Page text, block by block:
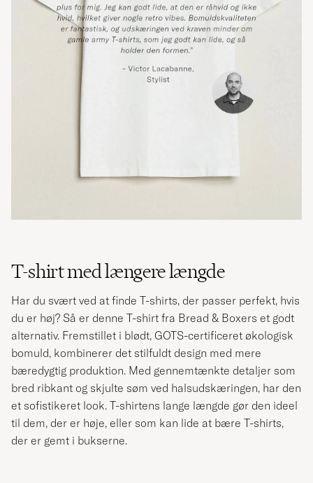
T-shirt med længere længde
Har du svært ved at finde T-shirts, der passer perfekt, hvis
du er høj? Så er denne T-shirt fra Bread & Boxers et godt
alternativ. Fremstillet i blødt, GOTS-certificeret økologisk
bomuld, kombinerer det stilfuldt design med mere
bæredygtig produktion. Med gennemtænkte detaljer som
bred ribkant og skjulte søm ved halsudskæringen, har den
et sofistikeret look. T-shirtens lange længde gør den ideel
til dem, der er høje, eller som kan lide at bære T-shirts,
der er gemt i bukserne.